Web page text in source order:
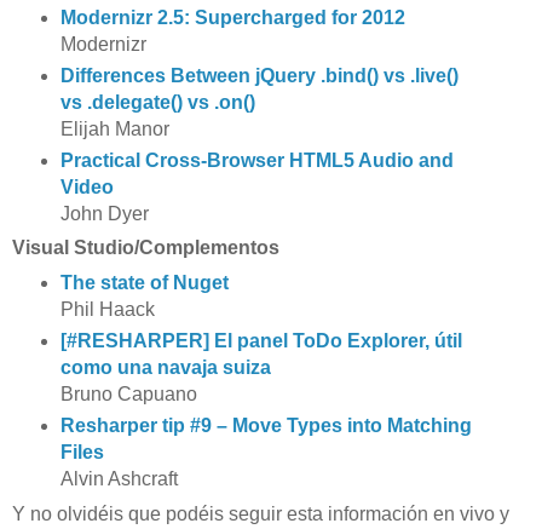
Modernizr 2.5: Supercharged for 2012
Modernizr
Differences Between jQuery .bind() vs .live()
vs .delegate() vs .on()
Elijah Manor
Practical Cross-Browser HTML5 Audio and
Video
John Dyer
Visual Studio/Complementos
The state of Nuget
Phil Haack
[#RESHARPER] El panel ToDo Explorer, útil
como una navaja suiza
Bruno Capuano
Resharper tip #9 – Move Types into Matching
Files
Alvin Ashcraft
Y no olvidéis que podéis seguir esta información en vivo y